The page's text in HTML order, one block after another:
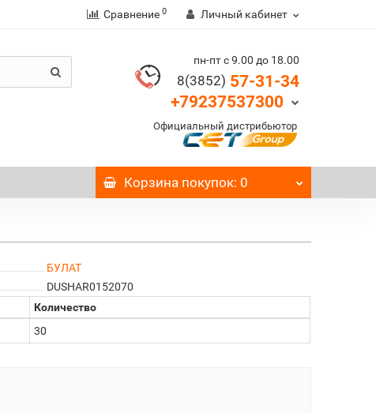
Сравнение 0 Личный кабинет
пн-пт с 9.00 до 18.00
8(3852) 57-31-34
+79237537300
Официальный дистрибьютор
Корзина покупок: 0
БУЛАТ
DUSHAR0152070
Количество
30